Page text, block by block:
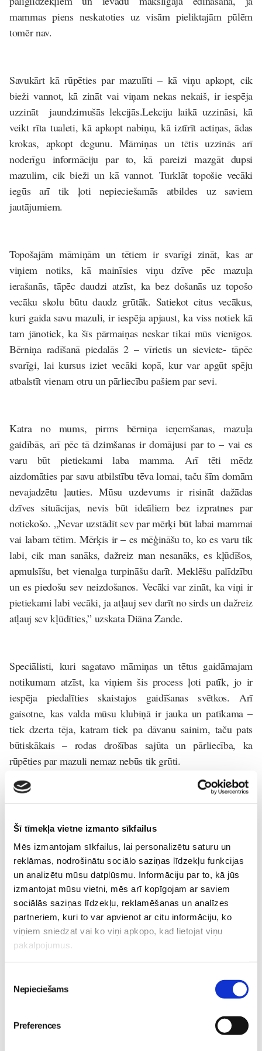
Šī tīmekļa vietne izmanto sīkfailus
Mēs izmantojam sīkfailus, lai personalizētu saturu un
reklāmas, nodrošinātu sociālo saziņas līdzekļu funkcijas
un analizētu mūsu datplūsmu. Informāciju par to, kā jūs
izmantojat mūsu vietni, mēs arī kopīgojam ar saviem
sociālās saziņas līdzekļu, reklamēšanas un analīzes
partneriem, kuri to var apvienot ar citu informāciju, ko
viņiem sniedzat vai ko viņi apkopo, kad lietojat viņu
pakalpojumus.
izvēle
Nepieciešams
Preferences
mammas piens neskatoties uz visām pieliktajām pūlēm
tomēr nav.
Savukārtkā rūpēties par mazulīti– kā viņu apkopt, cik
bieži vannot, kā zināt vai viņam nekas nekaiš, ir iespēja
uzzināt jaundzimušās lekcijās.Lekciju laikā uzzināsi, kā
veikt rīta tualeti, kā apkopt nabiņu, kā iztīrīt actiņas, ādas
krokas, apkopt degunu. Māmiņas un tētis uzzinās arī
noderīgu informāciju par to, kā pareizi mazgāt dupsi
mazulim, cik bieži un kā vannot. Turklāt topošie vecāki
iegūs arī tik ļoti nepieciešamās atbildes uz saviem
jautājumiem.
Topošajām māmiņām un tētiem ir svarīgi zināt, kas ar
viņiem notiks, kā mainīsies viņu dzīve pēc mazuļa
ierašanās, tāpēc daudzi atzīst, ka bez došanās uz topošo
vecāku skolu būtu daudz grūtāk. Satiekot citus vecākus,
kuri gaida savu mazuli, ir iespēja apjaust, ka viss notiek kā
tam jānotiek, ka šīs pārmaiņas neskar tikai mūs vienīgos.
Bērniņa radīšanā piedalās 2 – vīrietis un sieviete- tāpēc
svarīgi, lai kursus iziet vecāki kopā, kur var apgūt spēju
atbalstīt vienam otru un pārliecību pašiem par sevi.
Katra no mums, pirms bērniņa ieņemšanas, mazuļa
gaidībās, arī pēc tā dzimšanas ir domājusi par to – vai es
varu būt pietiekami laba mamma. Arī tēti mēdz
aizdomāties par savu atbilstību tēva lomai, taču šīm domām
nevajadzētu ļauties. Mūsu uzdevums ir risināt dažādas
dzīves situācijas, nevis būt ideāliem bez izpratnes par
notiekošo. „Nevar uzstādīt sev par mērķi būt labai mammai
vai labam tētim. Mērķis ir – es mēģināšu to, ko es varu tik
labi, cik man sanāks, dažreiz man nesanāks, es kļūdīšos,
apmulsīšu, bet vienalga turpināšu darīt. Meklēšu palīdzību
un es piedošu sev neizdošanos. Vecāki var zināt, ka viņi ir
pietiekami labi vecāki, ja atļauj sev darīt no sirds un dažreiz
atļauj sev kļūdīties,” uzskata Diāna Zande.
Speciālisti, kuri sagatavo māmiņas un tētus gaidāmajam
notikumam atzīst, ka viņiem šis process ļoti patīk, jo ir
iespēja piedalīties skaistajos gaidīšanas svētkos. Arī
gaisotne, kas valda mūsu klubiņā ir jauka un patīkama –
tiek dzerta tēja, katram tiek pa dāvanu sainim, taču pats
būtiskākais – rodas drošības sajūta un pārliecība, ka
rūpēties par mazuli nemaz nebūs tik grūti.
Izbaudiet gaidību laiku un neuztraucieties par dzemdībām,
tās būs skaistas jebkurā gadījumā, jo dzims mazs mīlulītis,
mīlestību.
Aizpildi anketu par Vecāku skolas nodarbībām, kas 4
nodarbībās sagatavos Tevi dzemdībām!
kursos piedzīvoto, saņemsi vēl papildus dāvanas :) Ja Tevi
kristine@maminuklubs.lv!